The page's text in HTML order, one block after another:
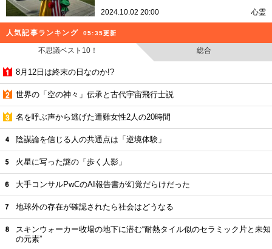
2024.10.02 20:00 心霊
人気記事ランキング 05:35更新
不思議ベスト10！ 総合
8月12日は終末の日なのか!?
世界の「空の神々」伝承と古代宇宙飛行士説
名を呼ぶ声から逃げた遭難女性2人の20時間
陰謀論を信じる人の共通点は「逆境体験」
火星に写った謎の「歩く人影」
大手コンサルPwCのAI報告書が幻覚だらけだった
地球外の存在が確認されたら社会はどうなる
スキンウォーカー牧場の地下に潜む“耐熱タイル似のセラミック片と未知
の元素”